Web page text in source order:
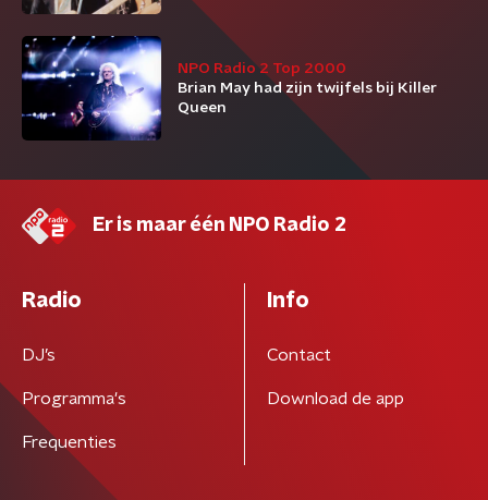
NPO Radio 2 Top 2000
Brian May had zijn twijfels bij Killer
Queen
Er is maar één NPO Radio 2
Radio
DJ’s
Programma's
Frequenties
Info
Contact
Download de app